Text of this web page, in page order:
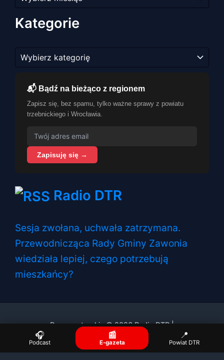
artykułów
Kategorie
📬 Bądź na bieżąco z regionem
Zapisz się, bez spamu, tylko ważne sprawy z powiatu
trzebnickiego i Wrocławia.
Zapisuję się →
Radio DTR
Sesja zwołana, uchwała zatrzymana.
Przewodnicząca Rady Gminy Zawonia
wiedziała lepiej, czego potrzebują
mieszkańcy?
Prawa autorskie © 2026 Radio DTR |
🎧
Podcast
📰
E-gazeta
📍
Powiat DTR